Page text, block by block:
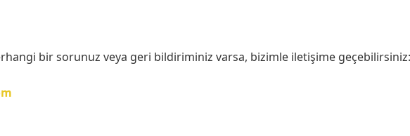
bir sorunuz veya geri bildiriminiz varsa, bizimle iletişime geçebilirsiniz: